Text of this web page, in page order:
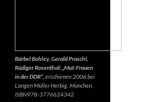
Bärbel Bohley, Gerald Praschl,
Rüdiger Rosenthal: „Mut-Frauen
in der DDR“, erschienen 2006 bei
Langen Müller Herbig, München,
ISBN978-3776624342